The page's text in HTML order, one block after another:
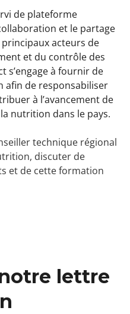
de plateforme
et le partage
acteurs de
et du contrôle des
s’engage à fournir de
afin de responsabiliser
à l’avancement de
nutrition dans le pays.
technique régional
discuter de
et de cette formation
lettre